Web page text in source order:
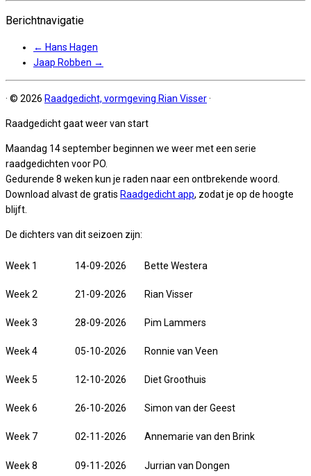
Berichtnavigatie
← Hans Hagen
Jaap Robben →
· © 2026 Raadgedicht, vormgeving Rian Visser·
Raadgedicht gaat weer van start
Maandag 14 september beginnen we weer met een serie
raadgedichten voor PO.
Gedurende 8 weken kun je raden naar een ontbrekende woord.
Download alvast de gratis Raadgedicht app, zodat je op de hoogte
blijft.
De dichters van dit seizoen zijn:
Week 1 14-09-2026 Bette Westera
Week 2 21-09-2026 Rian Visser
Week 3 28-09-2026 Pim Lammers
Week 4 05-10-2026 Ronnie van Veen
Week 5 12-10-2026 Diet Groothuis
Week 6 26-10-2026 Simon van der Geest
Week 7 02-11-2026 Annemarie van den Brink
Week 8 09-11-2026 Jurrian van Dongen